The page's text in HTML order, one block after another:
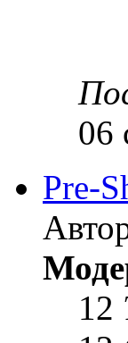
06
Pre-
12